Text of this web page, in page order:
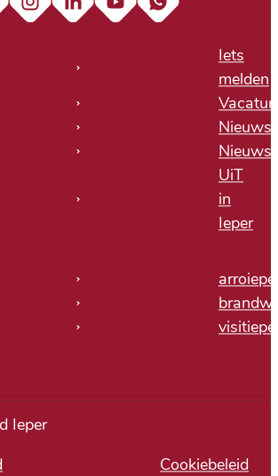
Iets
melden
Nieuws
UiT
in
Ieper
InstagramLinkedInYouTubeSoundcloud
Ieper
Cookiebeleid